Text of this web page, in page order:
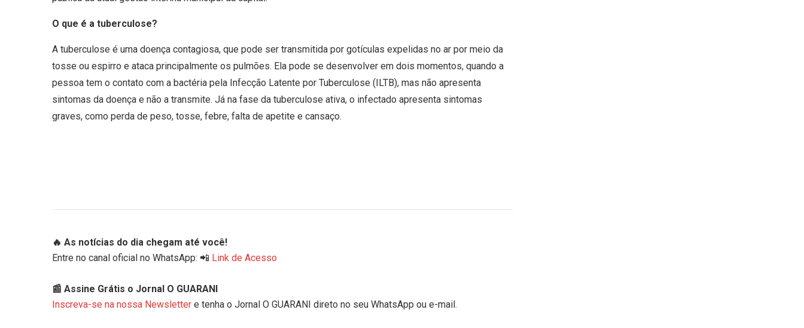
O que é a tuberculose?
A tuberculose é uma doença contagiosa, que pode ser transmitida por gotículas expelidas no ar por meio da
tosse ou espirro e ataca principalmente os pulmões. Ela pode se desenvolver em dois momentos, quando a
pessoa tem o contato com a bactéria pela Infecção Latente por Tuberculose (ILTB), mas não apresenta
sintomas da doença e não a transmite. Já na fase da tuberculose ativa, o infectado apresenta sintomas
graves, como perda de peso, tosse, febre, falta de apetite e cansaço.
🔥 As notícias do dia chegam até você!
Entre no canal oficial no WhatsApp: 📲 Link de Acesso
📰 Assine Grátis o Jornal O GUARANI
Inscreva-se na nossa Newsletter e tenha o Jornal O GUARANI direto no seu WhatsApp ou e-mail.